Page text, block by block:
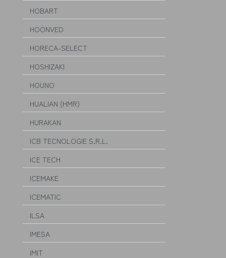
HOBART
HOONVED
HORECA-SELECT
HOSHIZAKI
HOUNO
HUALIAN (HMR)
HURAKAN
ICB TECNOLOGIE S.R.L.
ICE TECH
ICEMAKE
ICEMATIC
ILSA
IMESA
IMIT